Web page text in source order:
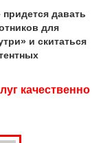
давать
для
и скитаться
качественно